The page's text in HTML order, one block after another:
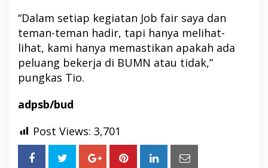
“Dalam setiap kegiatan Job fair saya dan
teman-teman hadir, tapi hanya melihat-
lihat, kami hanya memastikan apakah ada
peluang bekerja di BUMN atau tidak,”
pungkas Tio.
adpsb/bud
Post Views: 3,701